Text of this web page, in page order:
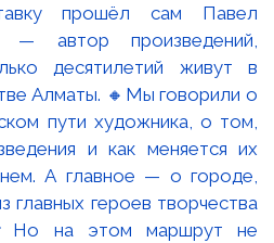
прошёл сам Павел
— автор произведений,
десятилетий живут в
Алматы. 🔸Мы говорили о
пути художника, о том,
и как меняется их
А главное — о городе,
главных героев творчества
на этом маршрут не